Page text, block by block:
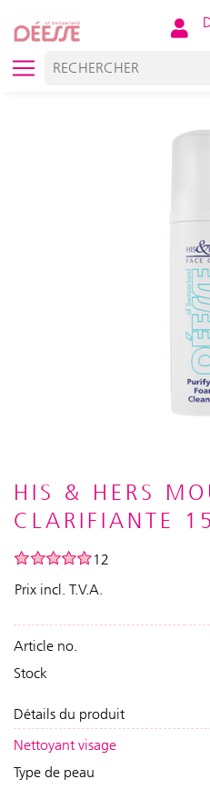
HIS & HERS
CLARIFIANTE
12
Prix incl. T.V.A.
Article no.
Stock
Détails du produit
Nettoyant visage
Type de peau